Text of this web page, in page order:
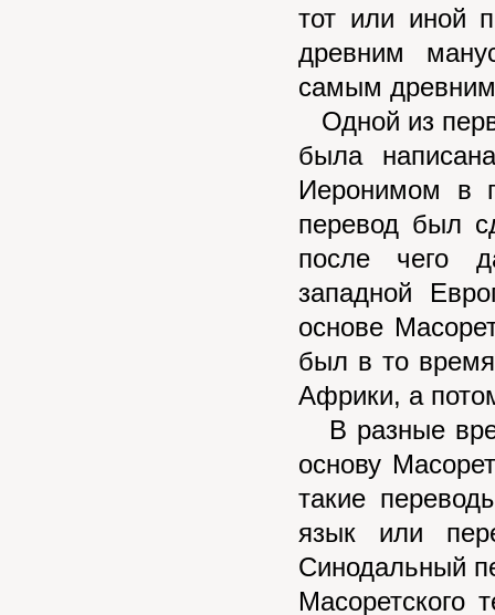
тот или иной
древним
самым
Одной из
была
Иеронимом в
перевод был
после чего
западной
основе
был в то
Африки, а
В разные
основу
такие
язык или
Синодальный
Масоретского